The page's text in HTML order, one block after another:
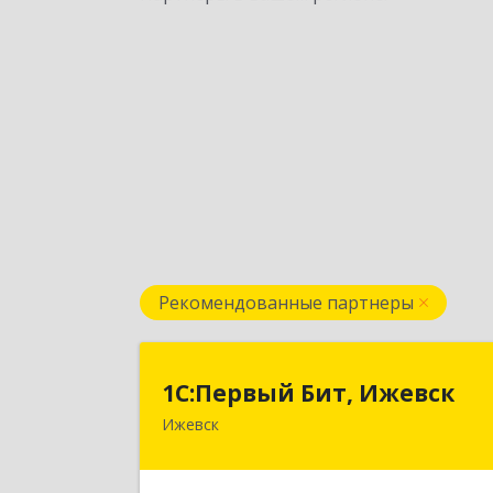
Рекомендованные партнеры
1С:Первый Бит, Ижевск
Ижевск
1С:Первый Бит, Ижевск
426008, Удмуртская Респ, Ижевск г,